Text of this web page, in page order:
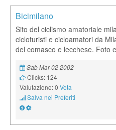
Bicimilano
Sito del ciclismo amatoriale
cicloturisti e cicloamatori da
del comasco e lecchese. Foto
Sab Mar 02 2002
Clicks: 124
Valutazione: 0 Vota
Salva nei Preferiti